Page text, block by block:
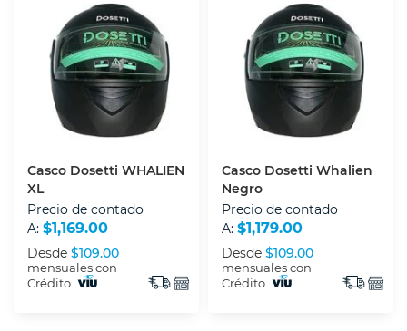
Casco Dosetti WHALIEN
XL
Precio de contado
A: $1,169.00
Desde $109.00
mensuales con
Crédito
Casco Dosetti Whalien
Negro
Precio de contado
A: $1,179.00
Desde $109.00
mensuales con
Crédito